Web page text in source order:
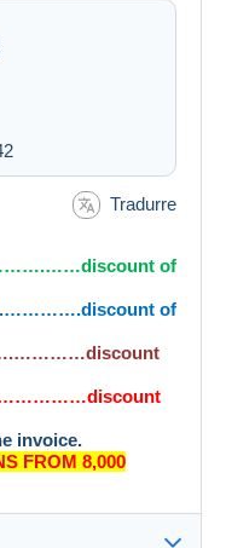
Tradurre
of
of
invoice.
FROM 8,000